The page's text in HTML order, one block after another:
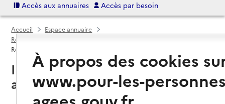
Accès aux annuaires Accès par besoin
Accueil
Espace annuaire
Résidences autonomie par département
Résidence autonomie
Isère (38) : liste des 43 résidences
autonomie
À propos des cookies
www.pour-les-